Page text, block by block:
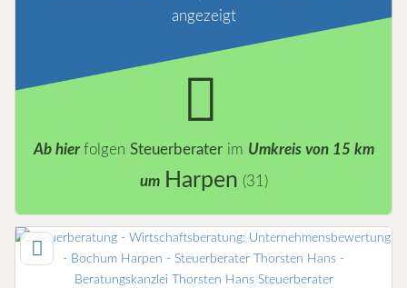
angezeigt
Ab hierfolgen Steuerberaterim Umkreis von 15 km
um Harpen (31)